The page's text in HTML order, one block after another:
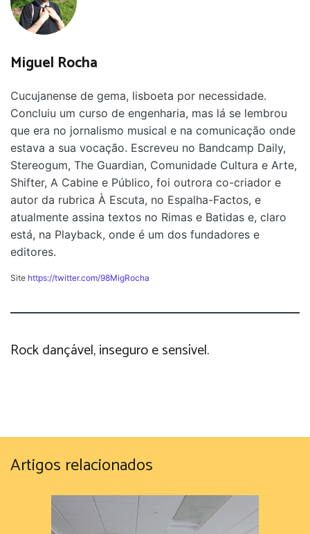
Miguel Rocha
Cucujanense de gema, lisboeta por necessidade.
Concluiu um curso de engenharia, mas lá se lembrou
que era no jornalismo musical e na comunicação onde
estava a sua vocação. Escreveu no Bandcamp Daily,
Stereogum, The Guardian, Comunidade Cultura e Arte,
Shifter, A Cabine e Público, foi outrora co-criador e
autor da rubrica À Escuta, no Espalha-Factos, e
atualmente assina textos no Rimas e Batidas e, claro
está, na Playback, onde é um dos fundadores e
editores.
Site https://twitter.com/98MigRocha
Rock dançável, inseguro e sensível.
Artigos relacionados